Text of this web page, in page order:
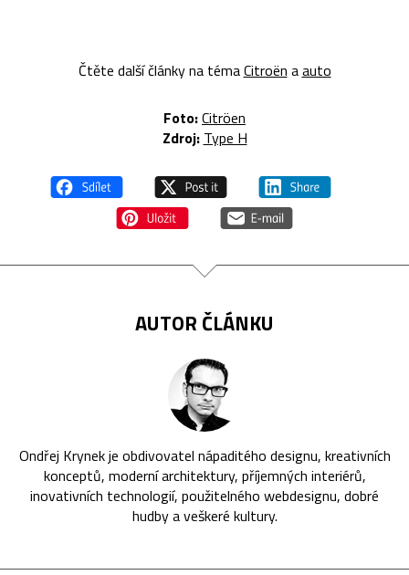
Čtěte další články na témaCitroën aauto
Foto:Citröen
Zdroj: Type H
AUTOR ČLÁNKU
Ondřej Krynek je obdivovatel nápaditého designu, kreativních
konceptů, moderní architektury, příjemných interiérů,
inovativních technologií, použitelného webdesignu, dobré
hudby a veškeré kultury.